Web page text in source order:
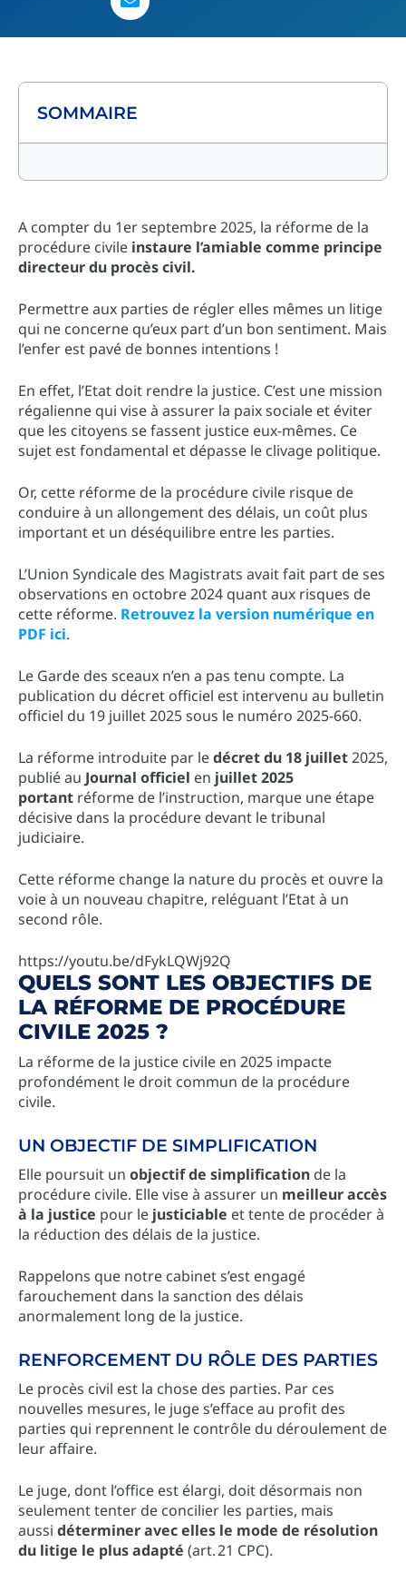
SOMMAIRE
A compter du 1er septembre 2025, la réforme de la
procédure civile instaure l’amiable comme principe
directeur du procès civil.
Permettre aux parties de régler elles mêmes un litige
qui ne concerne qu’eux part d’un bon sentiment. Mais
l’enfer est pavé de bonnes intentions !
En effet, l’Etat doit rendre la justice. C’est une mission
régalienne qui vise à assurer la paix sociale et éviter
que les citoyens se fassent justice eux-mêmes. Ce
sujet est fondamental et dépasse le clivage politique.
Or, cette réforme de la procédure civile risque de
conduire à un allongement des délais, un coût plus
important et un déséquilibre entre les parties.
L’Union Syndicale des Magistrats avait fait part de ses
observations en octobre 2024 quant aux risques de
cette réforme. Retrouvez la version numérique en
PDF ici.
Le Garde des sceaux n’en a pas tenu compte. La
publication du décret officiel est intervenu au bulletin
officiel du 19 juillet 2025 sous le numéro 2025-660.
La réforme introduite par ledécret du 18 juillet2025,
publié au Journal officiel en juillet 2025
portant réforme de l’instruction, marque une étape
décisive dans la procédure devant le tribunal
judiciaire.
Cette réforme change la nature du procès et ouvre la
voie à un nouveau chapitre, reléguant l’Etat à un
second rôle.
https://youtu.be/dFykLQWj92Q
QUELS SONT LES OBJECTIFS DE
LA RÉFORME DE PROCÉDURE
CIVILE 2025 ?
La réforme de la justice civile en 2025 impacte
profondément le droit commun de la procédure
civile.
UN OBJECTIF DE SIMPLIFICATION
Elle poursuit un objectif de simplification de la
procédure civile. Elle vise à assurer un meilleur accès
à la justice pour le justiciable et tente de procéder à
la réduction des délais de la justice.
Rappelons que notre cabinet s’est engagé
farouchement dans la sanction des délais
anormalement long de la justice.
RENFORCEMENT DU RÔLE DES PARTIES
Le procès civil est la chose des parties. Par ces
nouvelles mesures, le juge s’efface au profit des
parties qui reprennent le contrôle du déroulement de
leur affaire.
Le juge, dont l’office est élargi, doit désormais non
seulement tenter de concilier les parties, mais
aussi déterminer avec elles le mode de résolution
du litige le plus adapté (art. 21 CPC).